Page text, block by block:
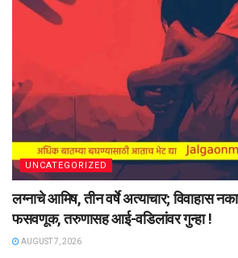
UNCATEGORIZED
लग्नाचे आमिष, तीन वर्षे अत्याचार; विवाहास
फसवणूक, तरुणासह आई-वडिलांवर गुन्हा !
AUGUST 7, 2026